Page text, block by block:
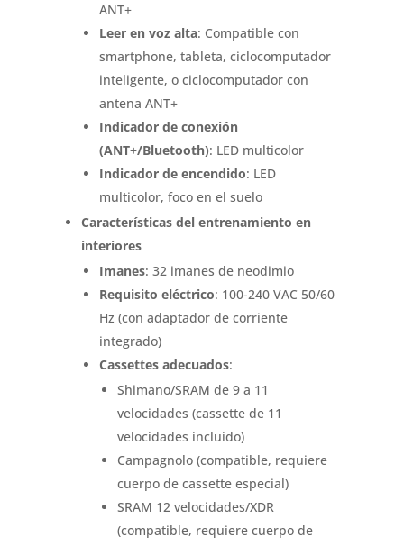
ANT+
Leer en voz alta: Compatible con
smartphone, tableta, ciclocomputador
inteligente, o ciclocomputador con
antena ANT+
Indicador de conexión
(ANT+/Bluetooth): LED multicolor
Indicador de encendido: LED
multicolor, foco en el suelo
Características del entrenamiento en
interiores
Imanes: 32 imanes de neodimio
Requisito eléctrico: 100-240 VAC 50/60
Hz (con adaptador de corriente
integrado)
Cassettes adecuados:
Shimano/SRAM de 9 a 11
velocidades (cassette de 11
velocidades incluido)
Campagnolo (compatible, requiere
cuerpo de cassette especial)
SRAM 12 velocidades/XDR
(compatible, requiere cuerpo de